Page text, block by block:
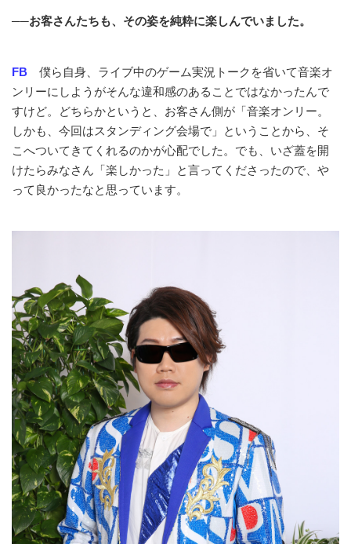
──お客さんたちも、その姿を純粋に楽しんでいました。
FB 僕ら自身、ライブ中のゲーム実況トークを省いて音楽オ
ンリーにしようがそんな違和感のあることではなかったんで
すけど。どちらかというと、お客さん側が「音楽オンリー。
しかも、今回はスタンディング会場で」ということから、そ
こへついてきてくれるのかが心配でした。でも、いざ蓋を開
けたらみなさん「楽しかった」と言ってくださったので、や
って良かったなと思っています。